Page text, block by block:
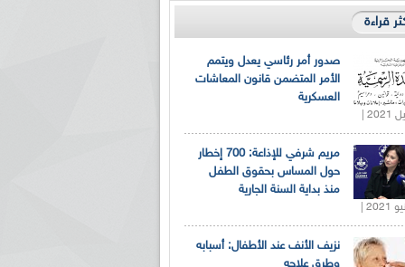
قراءة
صدور أمر رئاسي يعدل ويتمم
الأمر المتضمن قانون المعاشات
العسكرية
مريم شرفي للإذاعة: 700 إخطار
حول المساس بحقوق الطفل
منذ بداية السنة الجارية
نزيف الأنف عند الأطفال: أسبابه